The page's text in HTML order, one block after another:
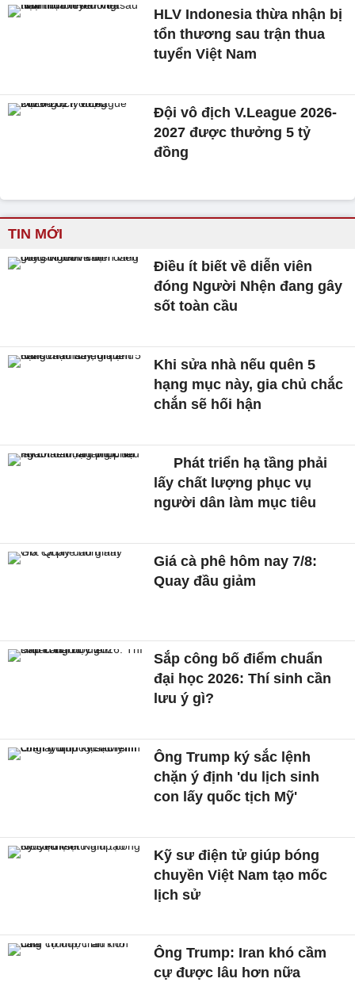
HLV Indonesia thừa nhận bị
tổn thương sau trận thua
tuyển Việt Nam
Đội vô địch V.League 2026-
2027 được thưởng 5 tỷ
đồng
TIN MỚI
Điều ít biết về diễn viên
đóng Người Nhện đang gây
sốt toàn cầu
Khi sửa nhà nếu quên 5
hạng mục này, gia chủ chắc
chắn sẽ hối hận
Phát triển hạ tầng phải
lấy chất lượng phục vụ
người dân làm mục tiêu
Giá cà phê hôm nay 7/8:
Quay đầu giảm
Sắp công bố điểm chuẩn
đại học 2026: Thí sinh cần
lưu ý gì?
Ông Trump ký sắc lệnh
chặn ý định 'du lịch sinh
con lấy quốc tịch Mỹ'
Kỹ sư điện tử giúp bóng
chuyền Việt Nam tạo mốc
lịch sử
Ông Trump: Iran khó cầm
cự được lâu hơn nữa